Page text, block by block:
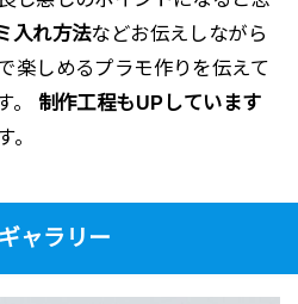
入れ方法などお伝えしながら
楽しめるプラモ作りを伝えて
。 制作工程もUPしています
。
ャラリー